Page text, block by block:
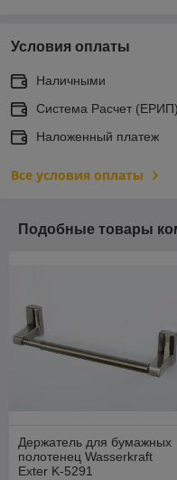
Условия оплаты
Наличными
Система Расчет (ЕРИП)
Наложенный платеж
Все условия оплаты
Подобные товары
Держатель для бумажных
полотенец Wasserkraft
Exter K-5291